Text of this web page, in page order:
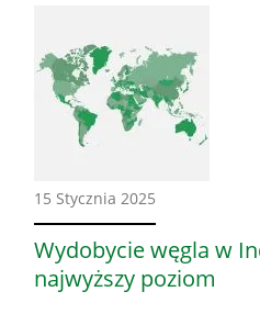
15 Stycznia 2025
świata
Wydobycie węgla w
najwyższy poziom